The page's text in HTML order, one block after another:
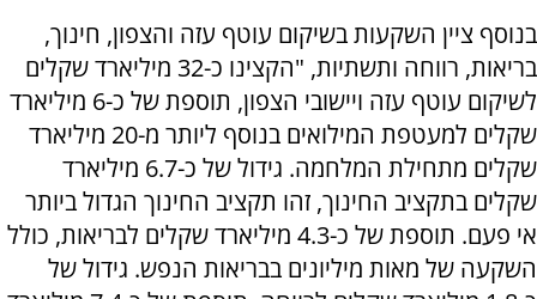
בנוסף ציין השקעות בשיקום עוטף עזה והצפון, חינוך,
בריאות, רווחה ותשתיות, "הקצינו כ-32 מיליארד שקלים
לשיקום עוטף עזה ויישובי הצפון, תוספת של כ-6 מיליארד
שקלים למעטפת המילואים בנוסף ליותר מ-20 מיליארד
שקלים מתחילת המלחמה. גידול של כ-6.7 מיליארד
שקלים בתקציב החינוך, זהו תקציב החינוך הגדול ביותר
אי פעם. תוספת של כ-4.3 מיליארד שקלים לבריאות, כולל
השקעה של מאות מיליונים בבריאות הנפש. גידול של